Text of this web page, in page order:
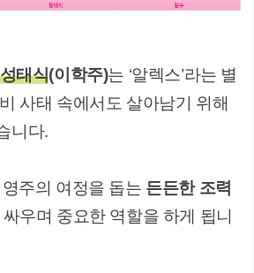
성태식(이학주)는 ‘알렉스’라는 별
사태 속에서도 살아남기 위해
니다.
주의 여정을 돕는 든든한 조력
우며 중요한 역할을 하게 됩니